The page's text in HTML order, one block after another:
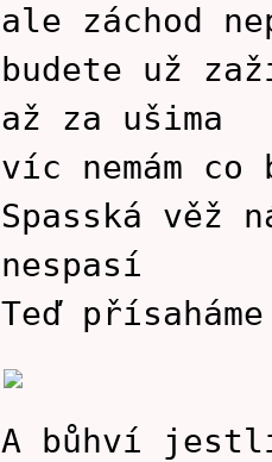
ale záchod
budete už
až za ušima
víc nemám co
Spasská věž
nespasí
Teď
A bůhví